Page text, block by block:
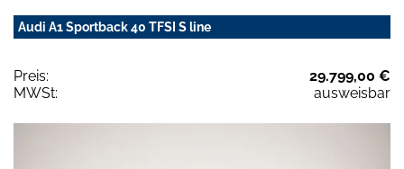
Audi A1 Sportback 40 TFSI S line
Preis:
29.799,00 €
MWSt:
ausweisbar